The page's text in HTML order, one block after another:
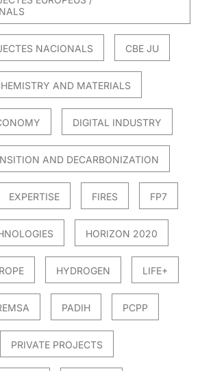
NACIONALS CBE JU
AND MATERIALS
DIGITAL INDUSTRY
AND DECARBONIZATION
EXPERTISE FIRES FP7
HORIZON 2020
HYDROGEN LIFE+
PADIH PCPP
PRIVATE PROJECTS